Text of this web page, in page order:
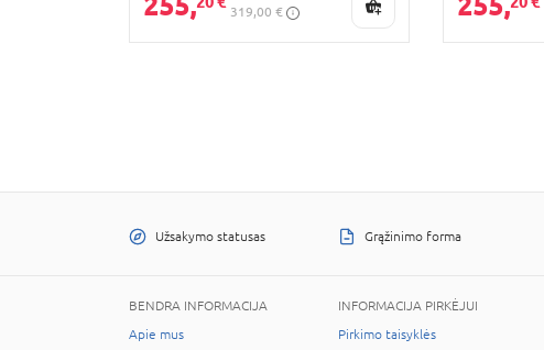
319,00 €
Užsakymo statusas Grąžinimo forma
BENDRA INFORMACIJA
Apie mus
INFORMACIJA PIRKĖJUI
Pirkimo taisyklės